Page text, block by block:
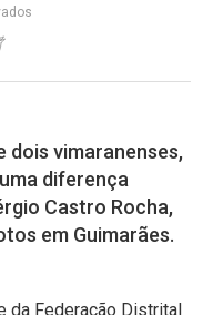
dois vimaranenses,
diferença
Castro Rocha,
em Guimarães.
da Federação Distrital